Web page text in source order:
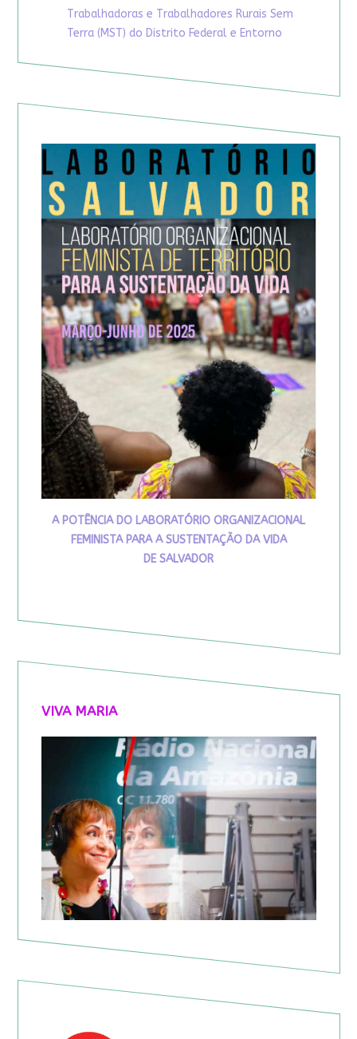
Trabalhadoras e Trabalhadores Rurais Sem
Terra (MST) do Distrito Federal e Entorno
A POTÊNCIA DO LABORATÓRIO ORGANIZACIONAL
FEMINISTA PARA A SUSTENTAÇÃO DA VIDA
DE SALVADOR
VIVA MARIA